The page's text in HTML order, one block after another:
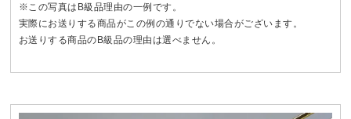
※この写真はB級品理由の一例です。
実際にお送りする商品がこの例の通りでない場合がございます。
お送りする商品のB級品の理由は選べません。